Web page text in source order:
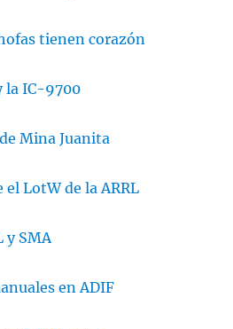
tienen corazón
la IC-9700
Mina Juanita
LotW de la ARRL
y SMA
en ADIF